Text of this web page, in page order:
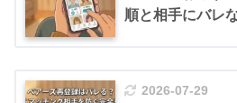
順と相手にバレ
2026-07-29